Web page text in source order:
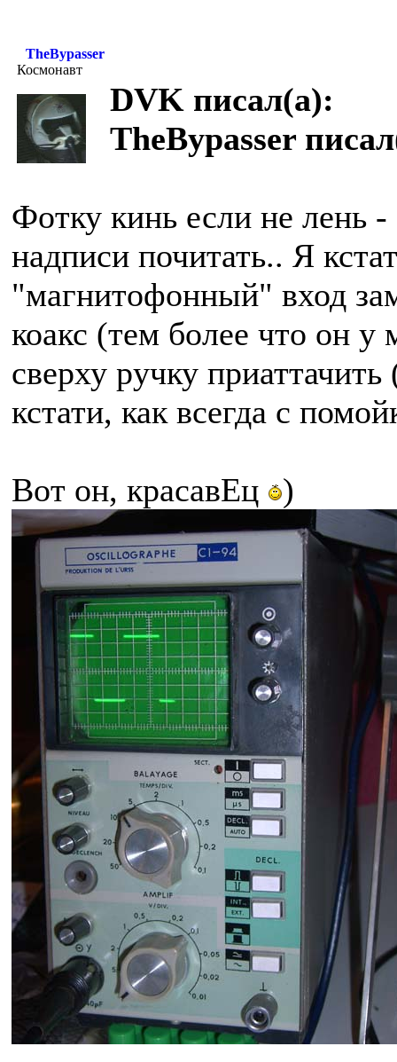
TheBypasser
Космонавт
DVK писал(а):
TheBypasser
Фотку кинь если не лень
надписи почитать.. Я
"магнитофонный" вход
коакс (тем более что он
сверху ручку
кстати, как всегда с
Вот он, красавЕц )